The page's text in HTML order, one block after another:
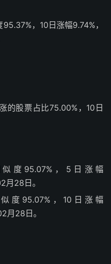
，10日涨幅9.74%，
的股票占比75.00%，10日
度95.07%，5日涨幅
28日。
度95.07%，10日涨幅
月28日。